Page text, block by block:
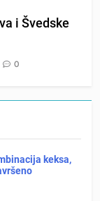
i Švedske
0
keksa,